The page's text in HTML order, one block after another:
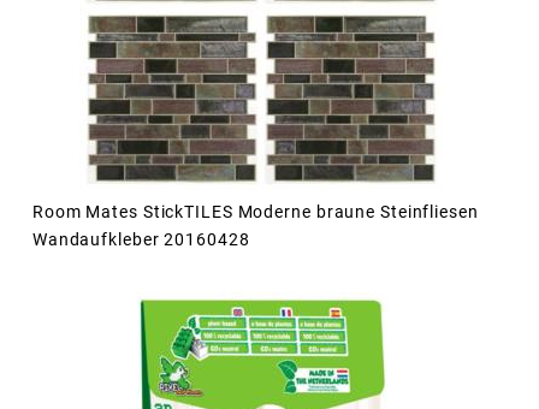
Room Mates StickTILES Moderne braune Steinfliesen
Wandaufkleber 20160428